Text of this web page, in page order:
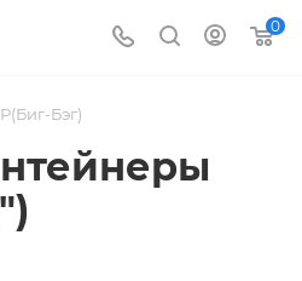
0
Бэг)